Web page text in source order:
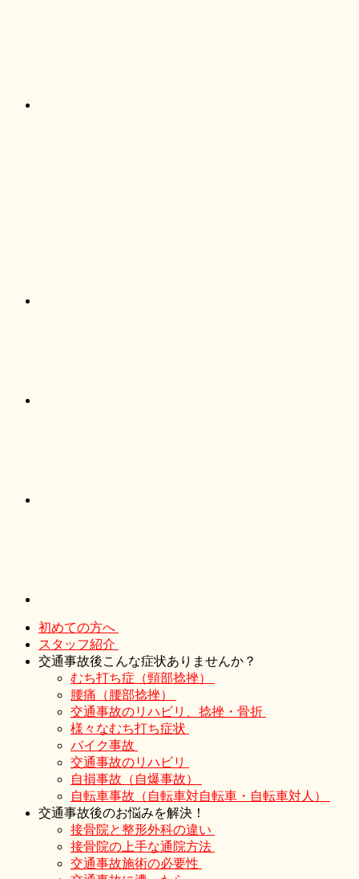
初めての方へ
スタッフ紹介
交通事故後こんな症状ありませんか？
むち打ち症（頸部捻挫）
腰痛（腰部捻挫）
交通事故のリハビリ、捻挫・骨折
様々なむち打ち症状
バイク事故
交通事故のリハビリ
自損事故（自爆事故）
自転車事故（自転車対自転車・自転車対人）
交通事故後のお悩みを解決！
接骨院と整形外科の違い
接骨院の上手な通院方法
交通事故施術の必要性